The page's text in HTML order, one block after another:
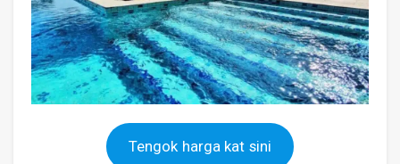
Tengok harga kat sini